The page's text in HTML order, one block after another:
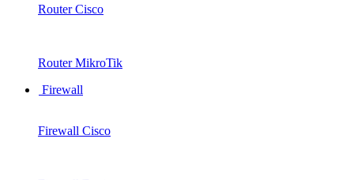
Router Cisco
Router MikroTik
Firewall
Firewall Cisco